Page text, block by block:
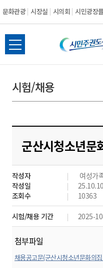
문화관광 시장실 시의회 시민광장
전
체
뉴
열
시험/채용
군산시청소년문
작성자
여성가
작성일
25.10.10
조회수
10363
시험/채용 기간 2025-
첨부파일
채용공고문(군산시청소년문화의